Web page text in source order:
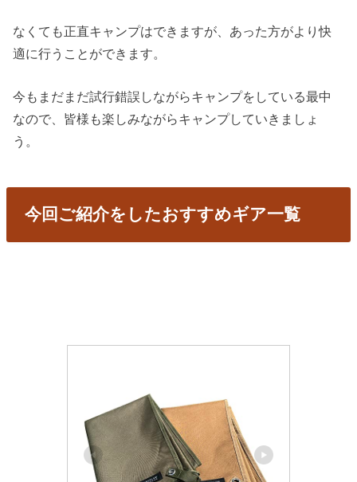
なくても正直キャンプはできますが、あった方がより快
適に行うことができます。
今もまだまだ試行錯誤しながらキャンプをしている最中
なので、皆様も楽しみながらキャンプしていきましょ
う。
今回ご紹介をしたおすすめギア一覧